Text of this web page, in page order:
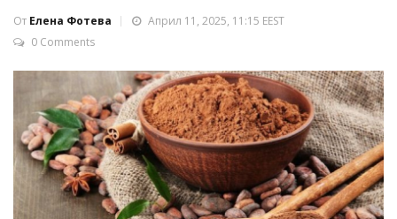
От Елена Фотева
Април 11, 2025, 11:15 EEST
0 Comments